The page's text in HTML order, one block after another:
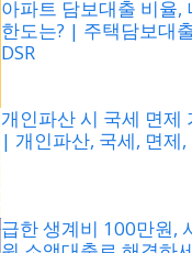
아파트 담보대출 비율,
한도는? | 주택담보대
DSR
개인파산 시 국세 면제
| 개인파산, 국세, 면제,
급한 생계비 100만원,